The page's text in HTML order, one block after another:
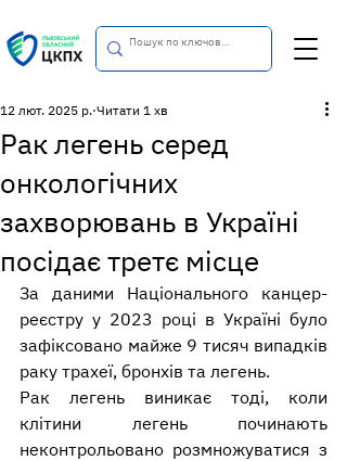
Рак легень серед
онкологічних
захворювань в Україні
посідає третє місце
12 лют. 2025 р. Читати 1 хв
За даними Національного канцер-
реєстру у 2023 році в Україні було
зафіксовано майже 9 тисяч випадків
раку трахеї, бронхів та легень.
Рак легень виникає тоді, коли
клітини легень починають
неконтрольовано розмножуватися з